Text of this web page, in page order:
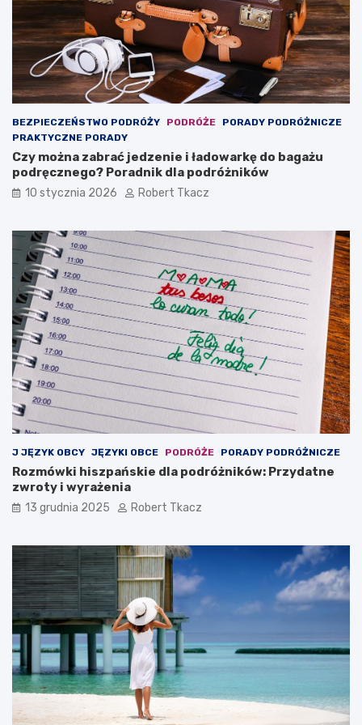
a
d
n
i
k
l
p
o
d
r
ó
i
k
ó
w
b
a
c
z
y
i
w
i
e
d
z
BEZPIECZEŃSTWO PODRÓŻY PODRÓŻE
PORADY PODRÓŻNICZE
PRAKTYCZNE PORADY
Czy można zabrać jedzenie i ładowarkę do bagażu
podręcznego? Poradnik dla podróżników
10 stycznia 2026 Robert Tkacz
J JĘZYK OBCY JĘZYKI OBCE PODRÓŻE PORADY PODRÓŻNICZE
Rozmówki hiszpańskie dla podróżników: Przydatne
zwroty i wyrażenia
13 grudnia 2025 Robert Tkacz